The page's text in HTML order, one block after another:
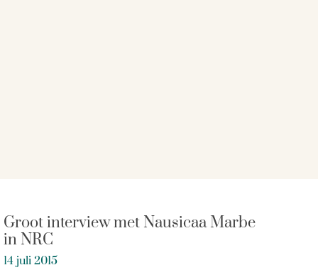
Groot interview met Nausicaa Marbe
in NRC
14 juli 2015